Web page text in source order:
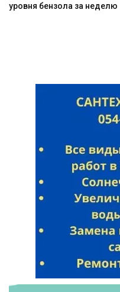
уровня бензола за неделю